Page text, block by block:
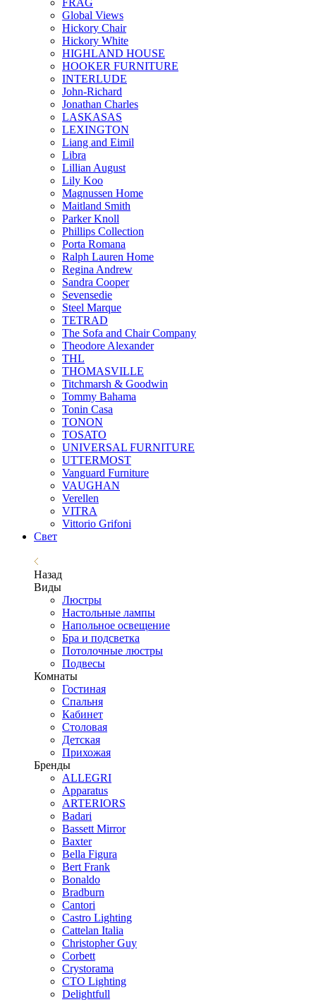
FRAG
Global Views
Hickory Chair
Hickory White
HIGHLAND HOUSE
HOOKER FURNITURE
INTERLUDE
John-Richard
Jonathan Charles
LASKASAS
LEXINGTON
Liang and Eimil
Libra
Lillian August
Lily Koo
Magnussen Home
Maitland Smith
Parker Knoll
Phillips Collection
Porta Romana
Ralph Lauren Home
Regina Andrew
Sandra Cooper
Sevensedie
Steel Marque
TETRAD
The Sofa and Chair Company
Theodore Alexander
THL
THOMASVILLE
Titchmarsh & Goodwin
Tommy Bahama
Tonin Casa
TONON
TOSATO
UNIVERSAL FURNITURE
UTTERMOST
Vanguard Furniture
VAUGHAN
Verellen
VITRA
Vittorio Grifoni
Свет
Назад
Виды
Люстры
Настольные лампы
Напольное освещение
Бра и подсветка
Потолочные люстры
Подвесы
Комнаты
Гостиная
Спальня
Кабинет
Столовая
Детская
Прихожая
Бренды
ALLEGRI
Apparatus
ARTERIORS
Badari
Bassett Mirror
Baxter
Bella Figura
Bert Frank
Bonaldo
Bradburn
Cantori
Castro Lighting
Cattelan Italia
Christopher Guy
Corbett
Crystorama
CTO Lighting
Delightfull